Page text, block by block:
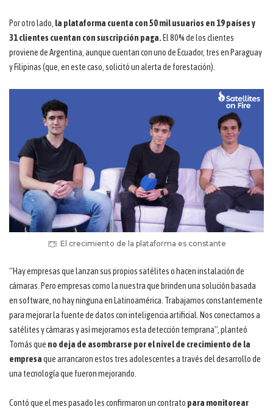
Por otro lado, la plataforma cuenta con 50 mil usuarios en 19 países y
31 clientes cuentan con suscripción paga. El 80% de los clientes
proviene de Argentina, aunque cuentan con uno de Ecuador, tres en Paraguay
y Filipinas (que, en este caso, solicitó un alerta de forestación).
El crecimiento de la plataforma es constante
“Hay empresas que lanzan sus propios satélites o hacen instalación de
cámaras. Pero empresas como la nuestra que brinden una solución basada
en software, no hay ninguna en Latinoamérica. Trabajamos constantemente
para mejorar la fuente de datos con inteligencia artificial. Nos conectamos a
satélites y cámaras y así mejoramos esta detección temprana”, planteó
Tomás que no deja de asombrarse por el nivel de crecimiento de la
empresaque arrancaron estos tres adolescentes a través del desarrollo de
una tecnología que fueron mejorando.
Contó que el mes pasado les confirmaron un contrato para monitorear